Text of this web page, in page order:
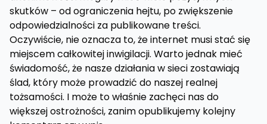
skutków – od ograniczenia hejtu, po zwiększenie
odpowiedzialności za publikowane treści.
Oczywiście, nie oznacza to, że internet musi stać się
miejscem całkowitej inwigilacji. Warto jednak mieć
świadomość, że nasze działania w sieci zostawiają
ślad, który może prowadzić do naszej realnej
tożsamości. I może to właśnie zachęci nas do
większej ostrożności, zanim opublikujemy kolejny